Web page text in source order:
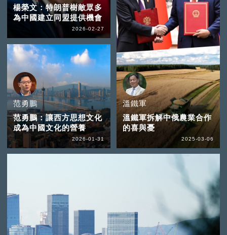
楊榮文：特朗普樹敵眾多
為中國建立同盟提供機會
2026-02-27
范勇鵬
范勇鵬：讓西方思想文化
成為中國文化的營養
2026-01-31
溫鐵軍
溫鐵軍拆解中俄農業合作
的喜與憂
2025-03-06